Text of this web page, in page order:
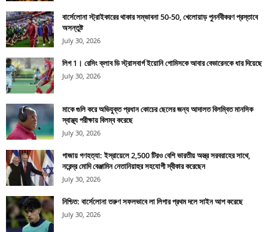
বার্সেলোনা স্ট্রাইকারের থাকার সম্ভাবনা 50-50, খেলোয়াড় পুনর্নবীকরণ প্রস্তাবে
অসন্তুষ্ট
July 30, 2026
লিগ 1। রেসিং ক্লাব ডি স্ট্রাসবার্গ ইয়োনি গোমিসকে আবার বেভারেনকে ধার দিয়েছে
July 30, 2026
মাকে গুলি করে অভিযুক্ত প্রধান কোচের ছেলের জন্য আদালত বিলম্বিত মানসিক
স্বাস্থ্য পরীক্ষায় বিলম্ব করেছে
July 30, 2026
গাজায় গণহত্যা: ইস্রায়েলে 2,500 টিরও বেশি ভারতীয় অস্ত্র সরবরাহের সাথে,
নরেন্দ্র মোদি বেঞ্জামিন নেতানিয়াহুর সহযোগী স্বীকার করেছেন
July 30, 2026
নিশ্চিত: বার্সেলোনা তরুণ সফলভাবে লা লিগার প্রথম দলে সাইন আপ করেছে
July 30, 2026